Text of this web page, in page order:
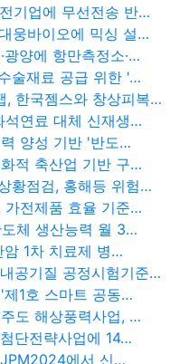
기업에 무선전송 반…
웅바이오에 믹싱 설…
양에 항만측정소·…
술재료 공급 위한 '…
, 한국젬스와 창상피복…
석연료 대체 신재생…
양성 기반 '반도…
적 축산업 기반 구…
황점검, 홍해등 위험…
가전제품 효율 기준…
체 생산능력 월 3…
1차 치료제 병…
공기질 공정시험기준…
1호 스마트 공동…
도 해상풍력사업, …
단전략사업에 14…
에서 신…